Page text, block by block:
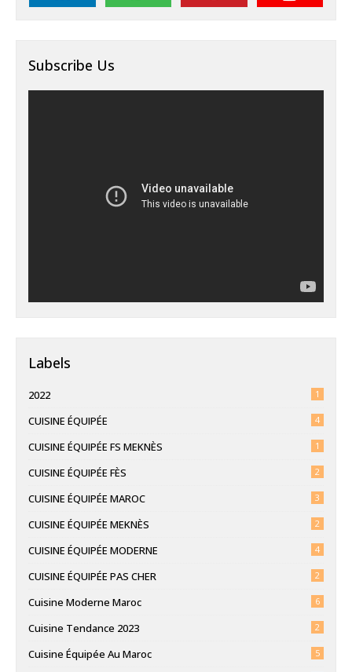
Subscribe Us
Labels
2022 1
CUISINE ÉQUIPÉE 4
CUISINE ÉQUIPÉE FS MEKNÈS 1
CUISINE ÉQUIPÉE FÈS 2
CUISINE ÉQUIPÉE MAROC 3
CUISINE ÉQUIPÉE MEKNÈS 2
CUISINE ÉQUIPÉE MODERNE 4
CUISINE ÉQUIPÉE PAS CHER 2
Cuisine Moderne Maroc 6
Cuisine Tendance 2023 2
Cuisine Équipée Au Maroc 5